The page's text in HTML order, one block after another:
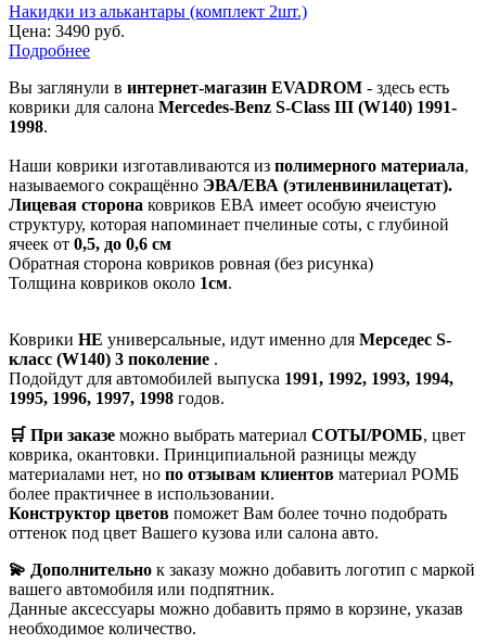
Накидки из алькантары (комплект 2шт.)
Цена: 3490 руб.
Подробнее
Вы заглянули в интернет-магазин EVADROM - здесь есть
коврики для салона Mercedes-Benz S-Class III (W140) 1991-
1998.
Наши коврики изготавливаются из полимерного материала,
называемого сокращённо ЭВА/ЕВА (этиленвинилацетат).
Лицевая сторона ковриков ЕВА имеет особую ячеистую
структуру, которая напоминает пчелиные соты, с глубиной
ячеек от 0,5, до 0,6 см
Обратная сторона ковриков ровная (без рисунка)
Толщина ковриков около 1см.
Коврики НЕ универсальные, идут именно для Мерседес S-
класс (W140) 3 поколение .
Подойдут для автомобилей выпуска 1991, 1992, 1993, 1994,
1995, 1996, 1997, 1998 годов.
🛒 При заказе можно выбрать материал СОТЫ/РОМБ, цвет
коврика, окантовки. Принципиальной разницы между
материалами нет, но по отзывам клиентов материал РОМБ
более практичнее в использовании.
Конструктор цветов поможет Вам более точно подобрать
оттенок под цвет Вашего кузова или салона авто.
💫 Дополнительно к заказу можно добавить логотип с маркой
вашего автомобиля или подпятник.
Данные аксессуары можно добавить прямо в корзине, указав
необходимое количество.